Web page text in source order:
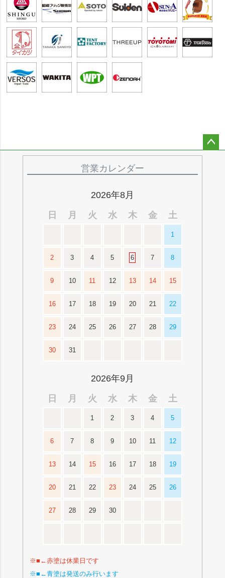
営業カレンダー
2026年8月
日
月 火 水 木 金 土
1
2 3 4 5 6 7 8
9 10 11 12 13 14 15
16 17 18 19 20 21 22
23 24 25 26 27 28 29
30 31
2026年9月
日
月 火 水 木 金 土
1 2 3 4 5
6 7 8 9 10 11 12
13 14 15 16 17 18 19
20 21 22 23 24 25 26
27 28 29 30
※■←赤塗は休業日です
※■←青塗は発送のみ行います